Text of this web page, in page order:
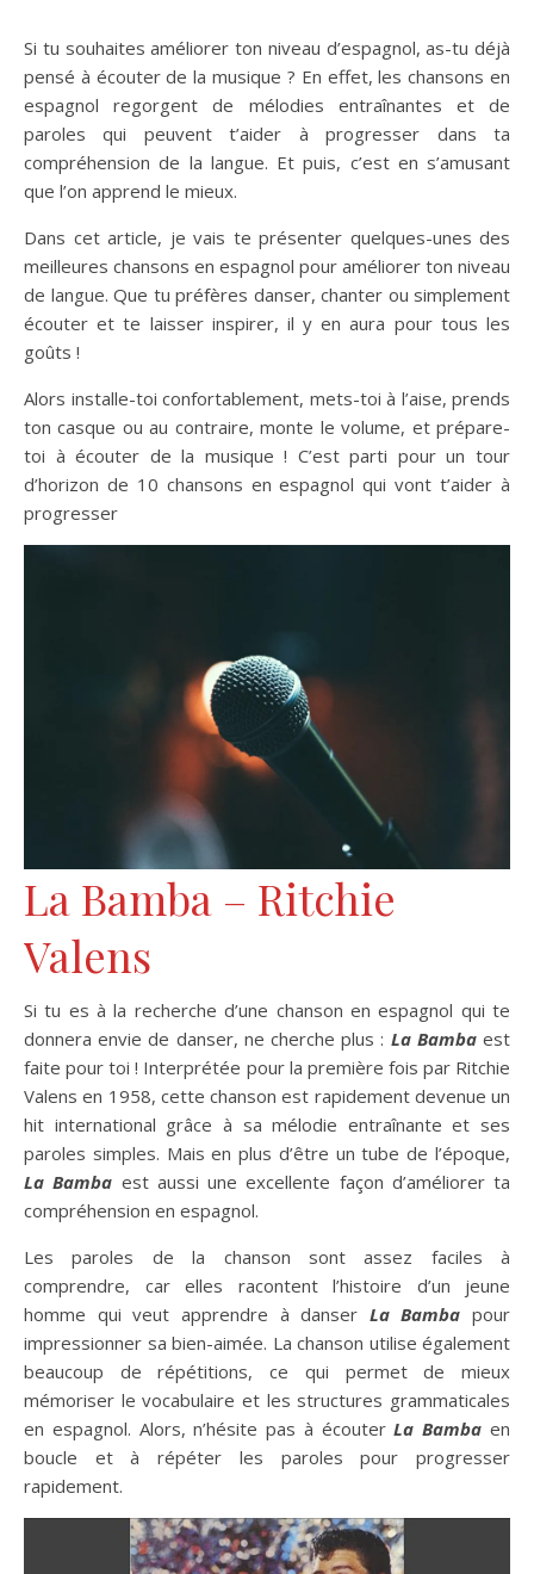
Si tu souhaites améliorer ton niveau d’espagnol, as-tu déjà
pensé à écouter de la musique ? En effet, les chansons en
espagnol regorgent de mélodies entraînantes et de
paroles qui peuvent t’aider à progresser dans ta
compréhension de la langue. Et puis, c’est en s’amusant
que l’on apprend le mieux.
Dans cet article, je vais te présenter quelques-unes des
meilleures chansons en espagnol pour améliorer ton niveau
de langue. Que tu préfères danser, chanter ou simplement
écouter et te laisser inspirer, il y en aura pour tous les
goûts !
Alors installe-toi confortablement, mets-toi à l’aise, prends
ton casque ou au contraire, monte le volume, et prépare-
toi à écouter de la musique ! C’est parti pour un tour
d’horizon de 10 chansons en espagnol qui vont t’aider à
progresser
La Bamba – Ritchie
Valens
Si tu es à la recherche d’une chanson en espagnol qui te
donnera envie de danser, ne cherche plus : La Bambaest
faite pour toi ! Interprétée pour la première fois par Ritchie
Valens en 1958, cette chanson est rapidement devenue un
hit international grâce à sa mélodie entraînante et ses
paroles simples. Mais en plus d’être un tube de l’époque,
La Bamba est aussi une excellente façon d’améliorer ta
compréhension en espagnol.
Les paroles de la chanson sont assez faciles à
comprendre, car elles racontent l’histoire d’un jeune
homme qui veut apprendre à danser La Bamba pour
impressionner sa bien-aimée. La chanson utilise également
beaucoup de répétitions, ce qui permet de mieux
mémoriser le vocabulaire et les structures grammaticales
en espagnol. Alors, n’hésite pas à écouterLa Bamba en
boucle et à répéter les paroles pour progresser
rapidement.